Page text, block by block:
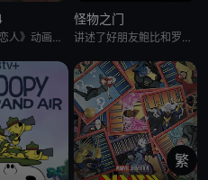
韩漫《四周恋人》动画化决定！
怪物之门
讲述了好朋友鲍比和罗米不小心打开了一扇通往另一个世界的大门，将他们的沿海小镇变成了恐怖生物的聚集地，他们必须与
繁